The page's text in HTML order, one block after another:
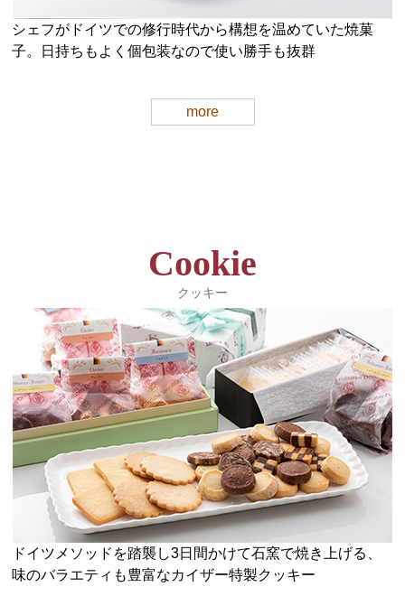
シェフがドイツでの修行時代から構想を温めていた焼菓
子。日持ちもよく個包装なので使い勝手も抜群
more
Cookie
クッキー
ドイツメソッドを踏襲し3日間かけて石窯で焼き上げる、
味のバラエティも豊富なカイザー特製クッキー